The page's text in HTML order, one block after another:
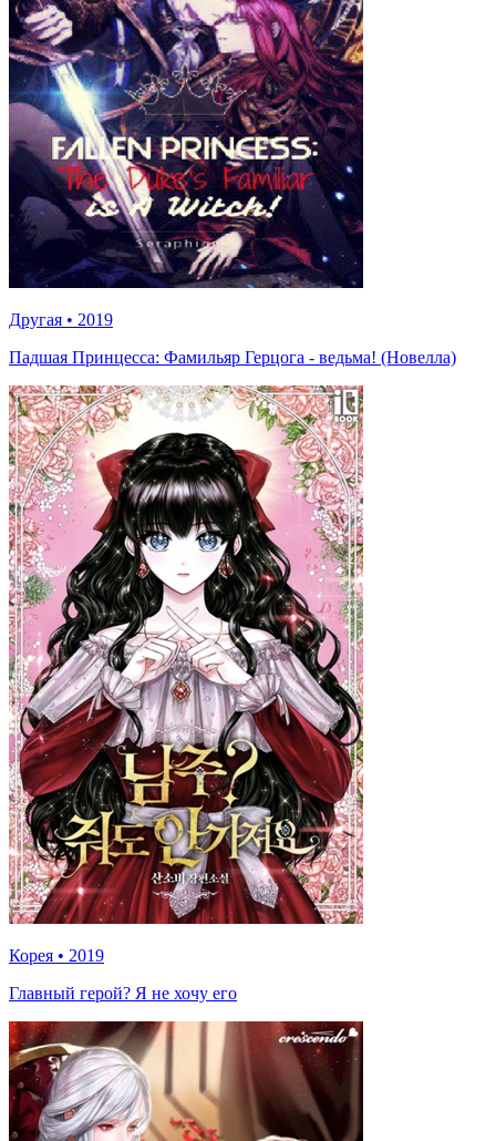
Другая • 2019
Падшая Принцесса: Фамильяр Герцога - ведьма! (Новелла)
Корея • 2019
Главный герой? Я не хочу его